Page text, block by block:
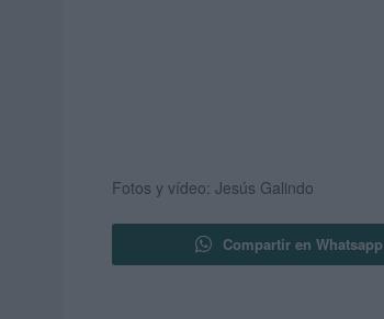
Fotos y vídeo: Jesús Galindo
Compartir en Whatsapp